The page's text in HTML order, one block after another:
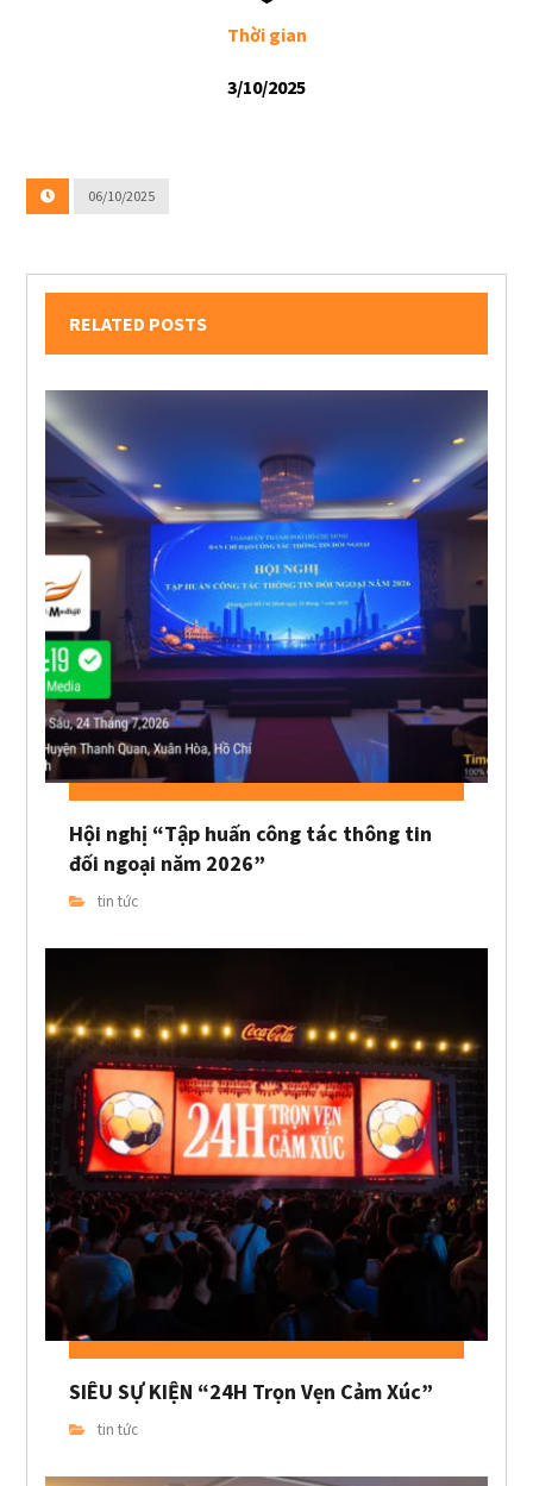
Thời gian
3/10/2025
06/10/2025
RELATED POSTS
Hội nghị “Tập huấn công tác thông tin
đối ngoại năm 2026”
tin tức
SIÊU SỰ KIỆN “24H Trọn Vẹn Cảm Xúc”
tin tức